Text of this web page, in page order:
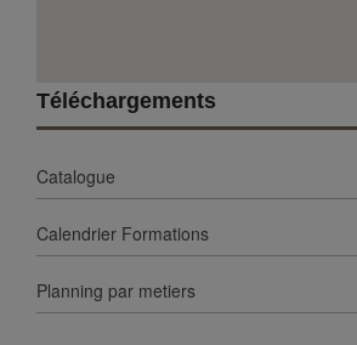
Téléchargements
Catalogue
Calendrier Formations
Planning par metiers